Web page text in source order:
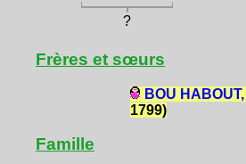
?
Frères et sœurs
BOU
1799)
Famille